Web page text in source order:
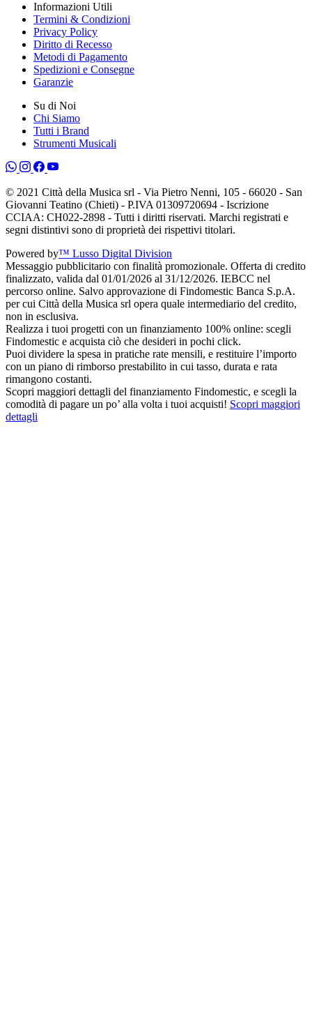
Informazioni Utili
Termini & Condizioni
Privacy Policy
Diritto di Recesso
Metodi di Pagamento
Spedizioni e Consegne
Garanzie
Su di Noi
Chi Siamo
Tutti i Brand
Strumenti Musicali
© 2021 Città della Musica srl - Via Pietro Nenni, 105 - 66020 - San
Giovanni Teatino (Chieti) - P.IVA 01309720694 - Iscrizione
CCIAA: CH022-2898 - Tutti i diritti riservati. Marchi registrati e
segni distintivi sono di proprietà dei rispettivi titolari.
Powered by™ Lusso Digital Division
Messaggio pubblicitario con finalità promozionale. Offerta di credito
finalizzato, valida dal 01/01/2026 al 31/12/2026. IEBCC nel
percorso online. Salvo approvazione di Findomestic Banca S.p.A.
per cui Città della Musica srl opera quale intermediario del credito,
non in esclusiva.
Realizza i tuoi progetti con un finanziamento 100% online: scegli
Findomestic e acquista ciò che desideri in pochi click.
Puoi dividere la spesa in pratiche rate mensili, e restituire l’importo
con un piano di rimborso prestabilito in cui tasso, durata e rata
rimangono costanti.
Scopri maggiori dettagli del finanziamento Findomestic, e scegli la
comodità di pagare un po’ alla volta i tuoi acquisti! Scopri maggiori
dettagli